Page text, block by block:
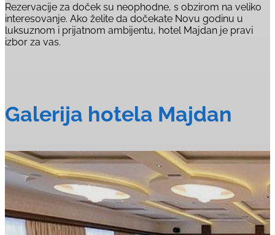
Rezervacije za doček su neophodne, s obzirom na veliko
interesovanje. Ako želite da dočekate Novu godinu u
luksuznom i prijatnom ambijentu, hotel Majdan je pravi
izbor za vas.
Galerija hotela Majdan